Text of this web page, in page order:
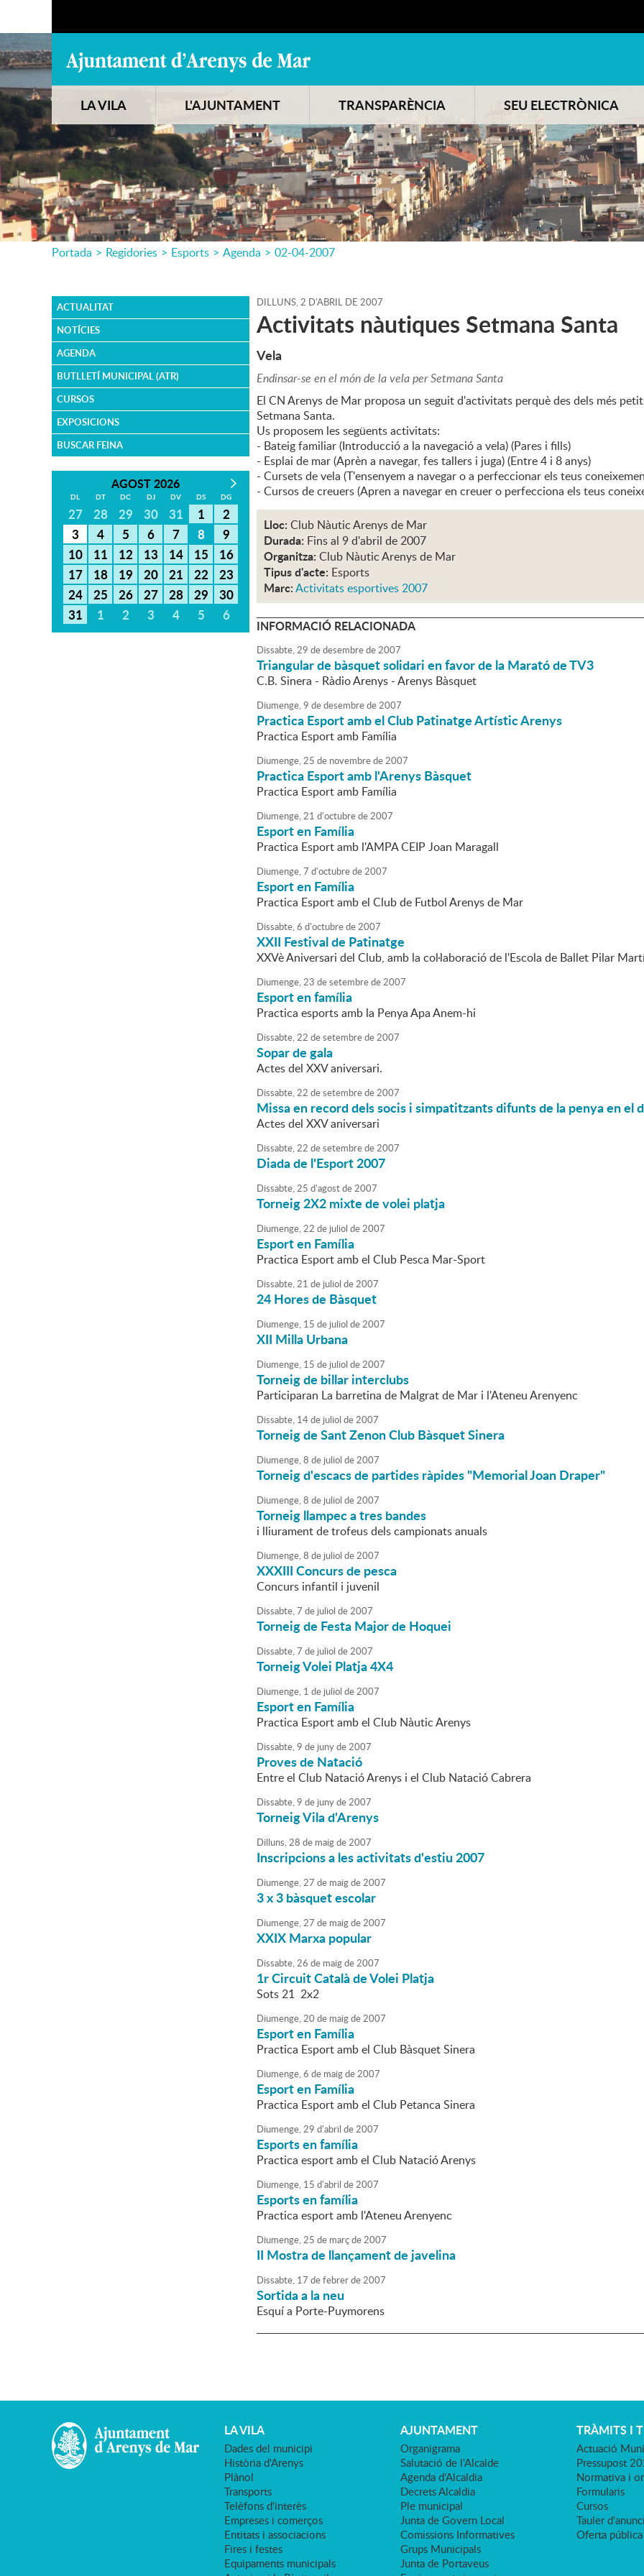
LA VILA L'AJUNTAMENT TRANSPARÈNCIA SEU ELECTRÒNICA
Portada > Regidories > Esports > Agenda > 02-04-2007
ACTUALITAT
NOTÍCIES
AGENDA
BUTLLETÍ MUNICIPAL (ATR)
CURSOS
EXPOSICIONS
BUSCAR FEINA
AGOST 2026
DL DT DC DJ DV DS DG
27 28 29 30 31 1
2
3
4 5 6 7 8
9
10
11 12 13 14 15
16
17
18 19 20 21 22
23
24
25 26 27 28 29
30
31
1 2 3 4 5 6
DILLUNS,2 D'ABRIL DE 2007
Activitats nàutiques Setmana Santa
Vela
Endinsar-se en el món de la vela per Setmana Santa
El CN Arenys de Mar proposa un seguit d'activitats perquè des dels més
Setmana Santa.
Us proposem les següents activitats:
- Bateig familiar (Introducció a la navegació a vela) (Pares i fills)
- Esplai de mar (Aprèn a navegar, fes tallers i juga) (Entre 4 i 8 anys)
- Cursets de vela (T'ensenyem a navegar o a perfeccionar els teus
- Cursos de creuers (Apren a navegar en creuer o perfecciona els teus
Lloc: Club Nàutic Arenys de Mar
Durada: Fins al 9 d'abril de 2007
Organitza: Club Nàutic Arenys de Mar
Tipus d'acte: Esports
Marc:Activitats esportives 2007
INFORMACIÓ RELACIONADA
Dissabte,29 dedesembrede2007
Triangular de bàsquet solidari en favor de la Marató de TV3
C.B. Sinera - Ràdio Arenys - Arenys Bàsquet
Diumenge,9 dedesembrede2007
Practica Esport amb el Club Patinatge Artístic Arenys
Practica Esport amb Família
Diumenge,25 de novembrede2007
Practica Esport amb l'Arenys Bàsquet
Practica Esport amb Família
Diumenge,21 d'octubrede2007
Esport en Família
Practica Esport amb l'AMPA CEIP Joan Maragall
Diumenge,7 d'octubrede2007
Esport en Família
Practica Esport amb el Club de Futbol Arenys de Mar
Dissabte,6 d'octubrede2007
XXII Festival de Patinatge
XXVè Aniversari del Club, amb la col·laboració de l'Escola de Ballet Pilar
Diumenge,23 desetembrede2007
Esport en família
Practica esports amb la Penya Apa Anem-hi
Dissabte,22 desetembrede2007
Sopar de gala
Actes del XXV aniversari.
Dissabte,22 desetembrede2007
Missa en record dels socis i simpatitzants difunts de la penya en el
Actes del XXV aniversari
Dissabte,22 desetembrede2007
Diada de l'Esport 2007
Dissabte,25 d'agostde2007
Torneig 2X2 mixte de volei platja
Diumenge,22 de juliol de2007
Esport en Família
Practica Esport amb el Club Pesca Mar-Sport
Dissabte,21 de juliol de2007
24 Hores de Bàsquet
Diumenge, 15 de juliol de2007
XII Milla Urbana
Diumenge, 15 de juliol de2007
Torneig de billar interclubs
Participaran La barretina de Malgrat de Mar i l'Ateneu Arenyenc
Dissabte, 14de juliol de2007
Torneig de Sant Zenon Club Bàsquet Sinera
Diumenge,8 de juliol de2007
Torneig d'escacs de partides ràpides "Memorial Joan Draper"
Diumenge,8 de juliol de2007
Torneig llampec a tres bandes
i lliurament de trofeus dels campionats anuals
Diumenge,8 de juliol de2007
XXXIII Concurs de pesca
Concurs infantil i juvenil
Dissabte,7 de juliol de2007
Torneig de Festa Major de Hoquei
Dissabte,7 de juliol de2007
Torneig Volei Platja 4X4
Diumenge, 1 de juliol de2007
Esport en Família
Practica Esport amb el Club Nàutic Arenys
Dissabte,9 de junyde2007
Proves de Natació
Entre el Club Natació Arenys i el Club Natació Cabrera
Dissabte,9 de junyde2007
Torneig Vila d'Arenys
Dilluns,28 de maigde2007
Inscripcions a les activitats d'estiu 2007
Diumenge,27 de maigde2007
3 x 3 bàsquet escolar
Diumenge,27 de maigde2007
XXIX Marxa popular
Dissabte,26 de maigde2007
1r Circuit Català de Volei Platja
Sots 21 2x2
Diumenge,20 de maigde2007
Esport en Família
Practica Esport amb el Club Bàsquet Sinera
Diumenge,6 de maigde2007
Esport en Família
Practica Esport amb el Club Petanca Sinera
Diumenge,29 d'abril de2007
Esports en família
Practica esport amb el Club Natació Arenys
Diumenge, 15 d'abril de2007
Esports en família
Practica esport amb l'Ateneu Arenyenc
Diumenge,25 de marçde2007
II Mostra de llançament de javelina
Dissabte, 17 defebrerde2007
Sortida a la neu
Esquí a Porte-Puymorens
LA VILA
Dades del municipi
Història d'Arenys
Plànol
Transports
Telèfons d'interès
Empreses i comerços
Entitats i associacions
Fires i festes
Equipaments municipals
AJUNTAMENT
Organigrama
Salutació de l'Alcalde
Agenda d'Alcaldia
Decrets Alcaldia
Ple municipal
Junta de Govern Local
Comissions Informatives
Grups Municipals
Junta de Portaveus
TRÀMITS I
Actuació
Pressupost
Normativa i
Formularis
Cursos
Tauler
Oferta